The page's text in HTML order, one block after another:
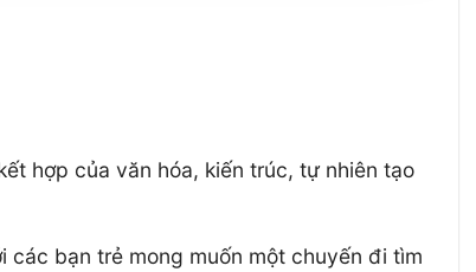
hợp của văn hóa, kiến trúc, tự nhiên tạo
các bạn trẻ mong muốn một chuyến đi tìm